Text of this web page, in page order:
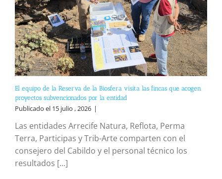
El equipo de la Reserva de la Biosfera visita las fincas que acogen
proyectos subvencionados por la entidad
Publicado el 15 julio , 2026 |
Las entidades Arrecife Natura, Reflota, Perma
Terra, Participas y Trib-Arte comparten con el
consejero del Cabildo y el personal técnico los
resultados [...]